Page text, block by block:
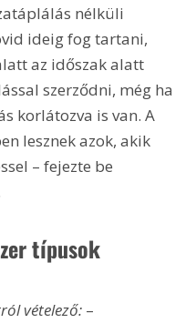
nélküli
ideig fog tartani,
az időszak alatt
szerződni, még ha
korlátozva is van. A
lesznek azok, akik
– fejezte be
típusok
vételező: –